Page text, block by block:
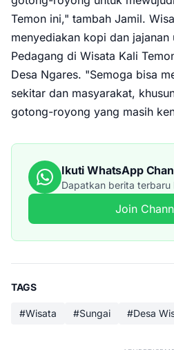
Temon ini," tambah Jamil.
menyediakan kopi dan
Pedagang di Wisata Kali
Desa Ngares. "Semoga bisa
sekitar dan masyarakat,
gotong-royong yang masih
Ikuti WhatsApp
Dapatkan berita
Join
TAGS
#Wisata #Sungai #Desa